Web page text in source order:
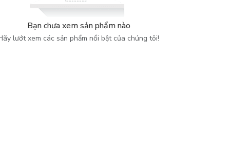
Bạn chưa xem sản phẩm nào
lướt xem các sản phẩm nổi bật của chúng tôi!